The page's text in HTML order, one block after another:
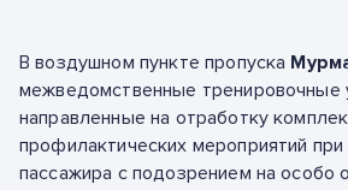
В воздушном пункте пропуска
межведомственные тренировочные
направленные на отработку
профилактических мероприятий
пассажира с подозрением на особо